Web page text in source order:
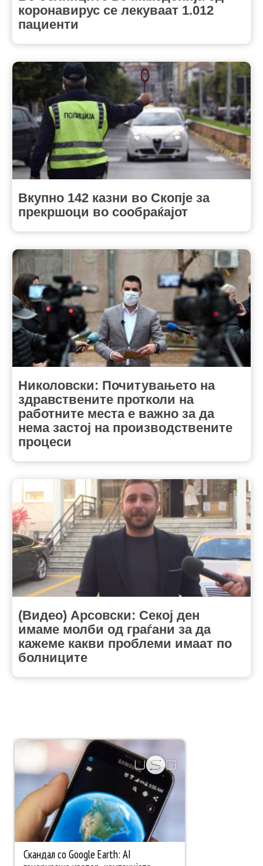
коронавирус се лекуваат 1.012
пациенти
Вкупно 142 казни во Скопје за
прекршоци во сообраќајот
Николовски: Почитувањето на
здравствените протколи на
работните места е важно за да
нема застој на производствените
процеси
(Видео) Арсовски: Секој ден
имаме молби од граѓани за да
кажеме какви проблеми имаат по
болниците